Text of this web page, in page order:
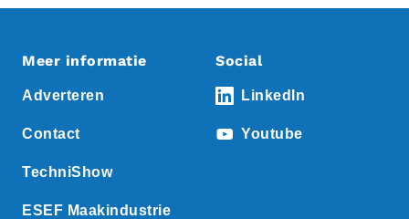
Meer informatie
Adverteren
Contact
TechniShow
ESEF Maakindustrie
Social
LinkedIn
Youtube